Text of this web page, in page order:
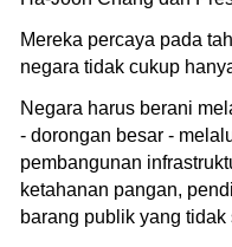
Mereka percaya pada
negara tidak cukup
Negara harus berani
- dorongan besar -
pembangunan
ketahanan pangan,
barang publik yang